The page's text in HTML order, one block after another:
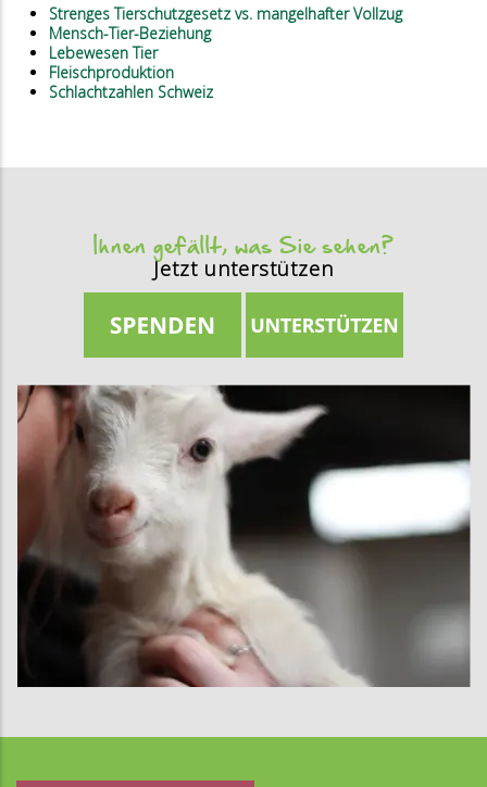
Strenges Tierschutzgesetz vs. mangelhafter Vollzug
Mensch-Tier-Beziehung
Lebewesen Tier
Fleischproduktion
Schlachtzahlen Schweiz
Ihnen gefällt, was Sie sehen?
Jetzt unterstützen